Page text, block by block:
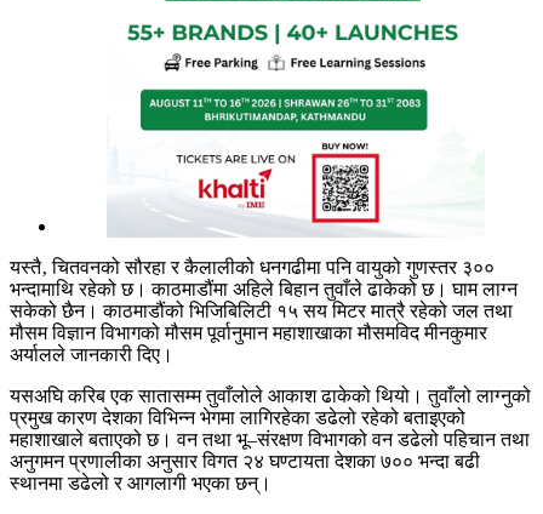
यस्तै‚ चितवनको सौरहा र कैलालीको धनगढीमा पनि वायुको गुणस्तर ३००
भन्दामाथि रहेको छ। काठमाडौंमा अहिले बिहान तुवाँले ढाकेको छ। घाम लाग्न
सकेको छैन। काठमाडौंको भिजिबिलिटी १५ सय मिटर मात्रै रहेको जल तथा
मौसम विज्ञान विभागको मौसम पूर्वानुमान महाशाखाका मौसमविद मीनकुमार
अर्यालले जानकारी दिए।
यसअघि करिब एक सातासम्म तुवाँलोले आकाश ढाकेको थियो। तुवाँलो लाग्नुको
प्रमुख कारण देशका विभिन्न भेगमा लागिरहेका डढेलो रहेको बताइएको
महाशाखाले बताएको छ। वन तथा भू–संरक्षण विभागको वन डढेलो पहिचान तथा
अनुगमन प्रणालीका अनुसार विगत २४ घण्टायता देशका ७०० भन्दा बढी
स्थानमा डढेलो र आगलागी भएका छन्।